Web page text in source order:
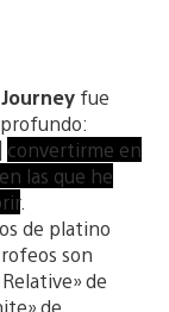
Journey fue
convertirme en
las que he
.
de platino
son
de
de